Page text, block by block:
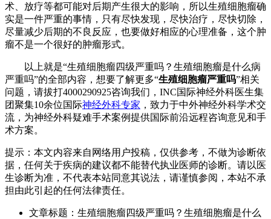
术、放疗等都可能对后期产生很大的影响，所以生殖细胞瘤确
实是一件严重的事情，只有尽快发现，尽快治疗，尽快切除，
尽量减少后期的不良反应，也要做好相应的心理准备，这个肿
瘤不是一个很好的肿瘤形式。
以上就是“生殖细胞瘤四级严重吗？生殖细胞瘤是什么病
严重吗”的全部内容，想要了解更多“生殖细胞瘤严重吗”相关
问题，请拔打4000290925咨询我们，INC国际神经外科医生集
团聚集10余位国际神经外科专家 ，致力于中外神经外科学术交
流，为神经外科疑难手术案例提供国际前沿远程咨询意见和手
术方案。
提示：本文内容来自网络用户投稿，仅供参考，不做为诊断依
据，任何关于疾病的建议都不能替代执业医师的诊断。请以医
生诊断为准，不代表本站同意其说法，请谨慎参阅，本站不承
担由此引起的任何法律责任。
文章标题：生殖细胞瘤四级严重吗？生殖细胞瘤是什么